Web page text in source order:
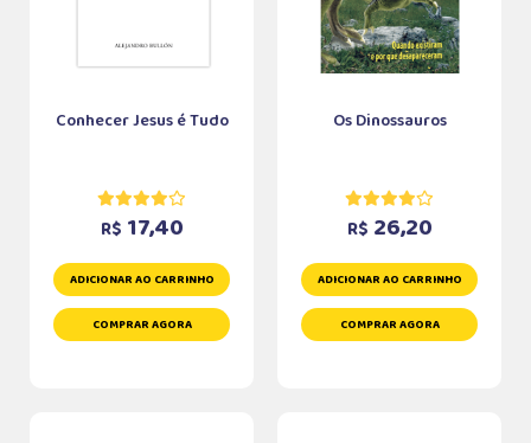
Conhecer Jesus é Tudo
R$ 17,40
ADICIONAR AO CARRINHO
COMPRAR AGORA
Os Dinossauros
R$ 26,20
ADICIONAR AO CARRINHO
COMPRAR AGORA